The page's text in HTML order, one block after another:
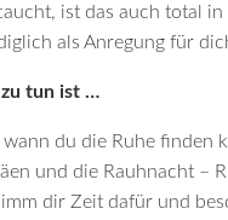
ist das auch total
als Anregung für
tun ist …
du die Ruhe finden
und die Rauhnacht –
dir Zeit dafür und